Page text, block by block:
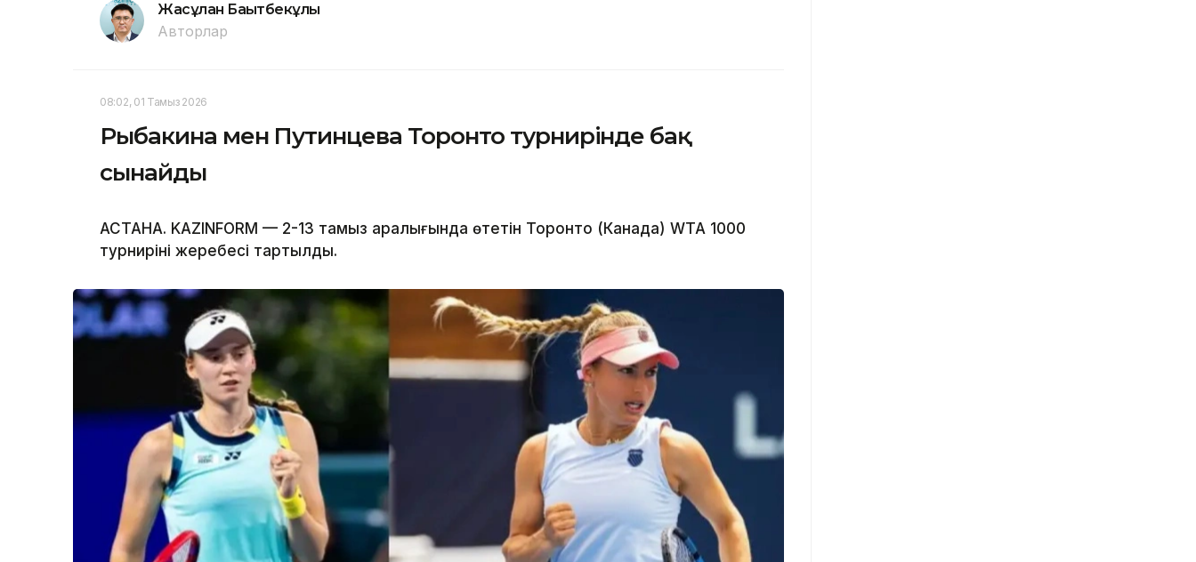
Жасұлан Бақытбекұлы
Авторлар
08:02, 01 Тамыз 2026
Рыбакина мен Путинцева Торонто турнирінде бақ
сынайды
АСТАНА. KAZINFORM — 2-13 тамыз аралығында өтетін Торонто (Канада) WTA 1000
турнирінің жеребесі тартылды.